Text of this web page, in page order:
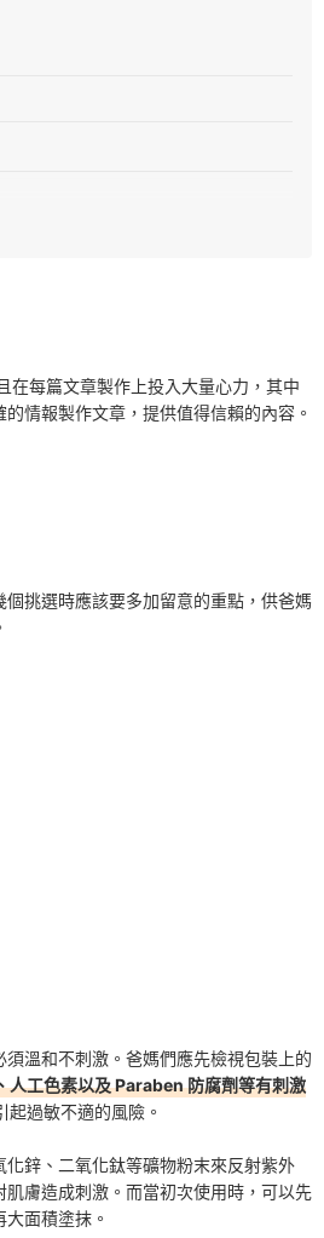
每篇文章製作上投入大量心力，其中
情報製作文章，提供值得信賴的內容。
挑選時應該要多加留意的重點，供爸媽
溫和不刺激。爸媽們應先檢視包裝上的
人工色素以及 Paraben 防腐劑等有刺激
起過敏不適的風險。
鋅、二氧化鈦等礦物粉末來反射紫外
膚造成刺激。而當初次使用時，可以先
面積塗抹。